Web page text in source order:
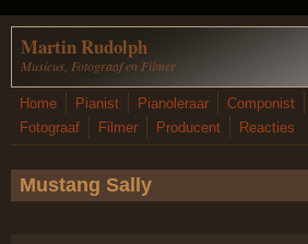
Overslaan en naar de inhoud gaan
Martin Rudolph
Musicus, Fotograaf en Filmer
Home Pianist Pianoleraar Componist
Fotograaf
Filmer Producent Reacties
Mustang Sally